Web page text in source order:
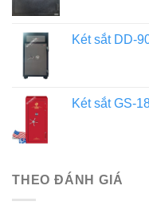
Két sắt DD-
Két sắt GS-
THEO ĐÁNH GIÁ